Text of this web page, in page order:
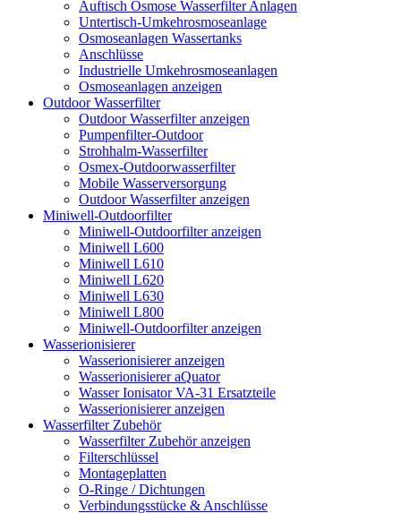
Auftisch Osmose Wasserfilter Anlagen
Untertisch-Umkehrosmoseanlage
Osmoseanlagen Wassertanks
Anschlüsse
Industrielle Umkehrosmoseanlagen
Osmoseanlagen anzeigen
Outdoor Wasserfilter
Outdoor Wasserfilter anzeigen
Pumpenfilter-Outdoor
Strohhalm-Wasserfilter
Osmex-Outdoorwasserfilter
Mobile Wasserversorgung
Outdoor Wasserfilter anzeigen
Miniwell-Outdoorfilter
Miniwell-Outdoorfilter anzeigen
Miniwell L600
Miniwell L610
Miniwell L620
Miniwell L630
Miniwell L800
Miniwell-Outdoorfilter anzeigen
Wasserionisierer
Wasserionisierer anzeigen
Wasserionisierer aQuator
Wasser Ionisator VA-31 Ersatzteile
Wasserionisierer anzeigen
Wasserfilter Zubehör
Wasserfilter Zubehör anzeigen
Filterschlüssel
Montageplatten
O-Ringe / Dichtungen
Verbindungsstücke & Anschlüsse